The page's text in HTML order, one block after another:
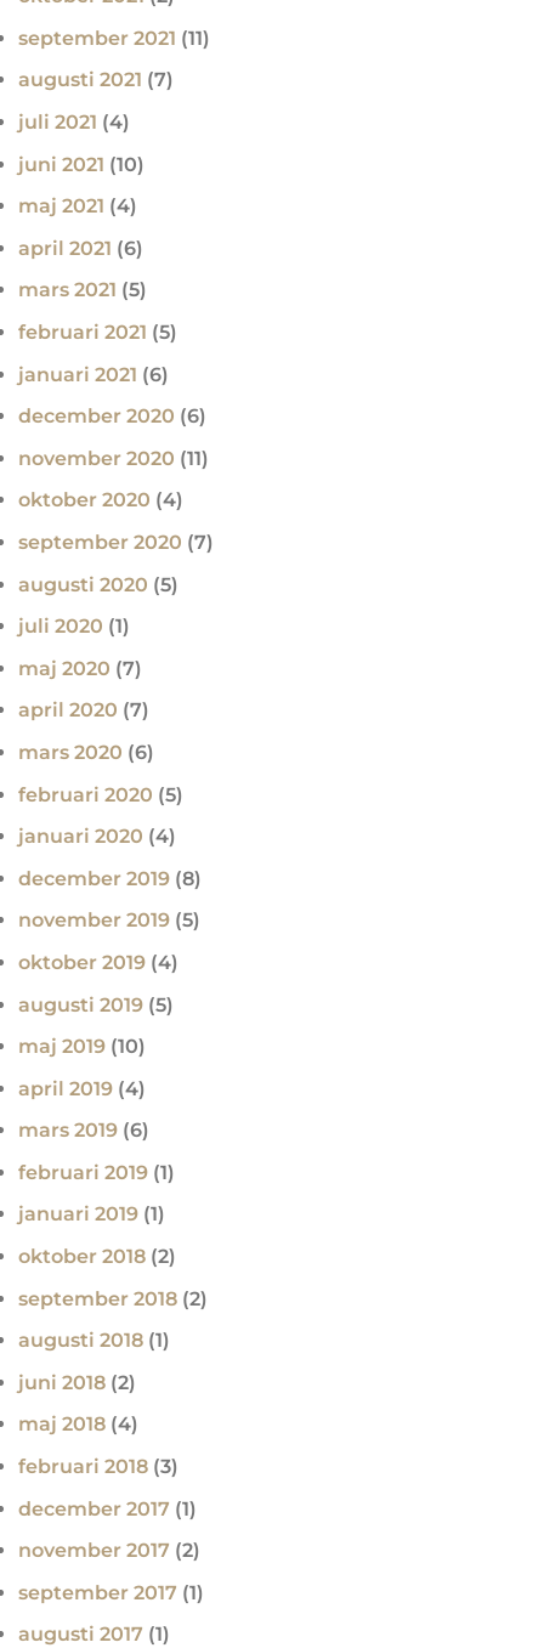
september 2021 (11)
augusti 2021 (7)
juli 2021 (4)
juni 2021 (10)
maj 2021 (4)
april 2021 (6)
mars 2021 (5)
februari 2021 (5)
januari 2021 (6)
december 2020 (6)
november 2020 (11)
oktober 2020 (4)
september 2020 (7)
augusti 2020 (5)
juli 2020 (1)
maj 2020 (7)
april 2020 (7)
mars 2020 (6)
februari 2020 (5)
januari 2020 (4)
december 2019 (8)
november 2019 (5)
oktober 2019 (4)
augusti 2019 (5)
maj 2019 (10)
april 2019 (4)
mars 2019 (6)
februari 2019 (1)
januari 2019 (1)
oktober 2018 (2)
september 2018 (2)
augusti 2018 (1)
juni 2018 (2)
maj 2018 (4)
februari 2018 (3)
december 2017 (1)
november 2017 (2)
september 2017 (1)
augusti 2017 (1)